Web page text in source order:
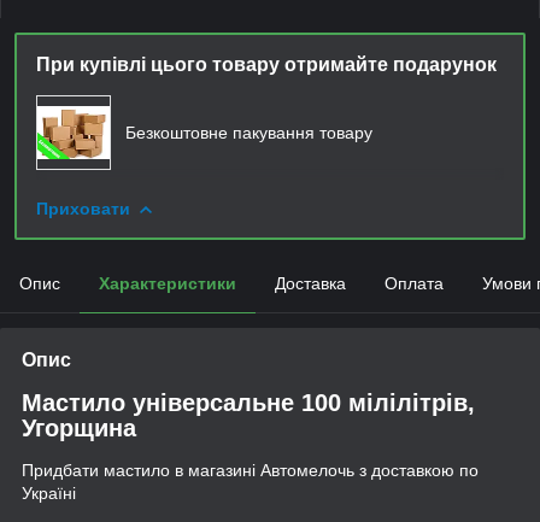
При купівлі цього товару отримайте подарунок
Безкоштовне пакування товару
Приховати
Опис Характеристики Доставка Оплата Умови
Опис
Мастило універсальне 100 мілілітрів,
Угорщина
Придбати мастило в магазині Автомелочь з доставкою по
Україні